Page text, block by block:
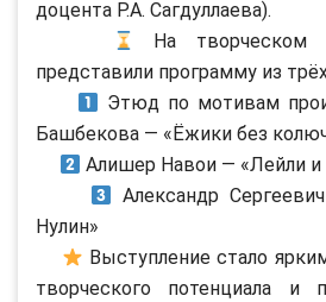
доцента Р.А. Сагдуллаева).
На творческом
представили программу из
Этюд по мотивам
Башбекова — «Ёжики без
Алишер Навои — «Лейли
Александр
Нулин»
Выступление стало
творческого потенциала и